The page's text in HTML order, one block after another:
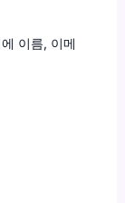
이름, 이메